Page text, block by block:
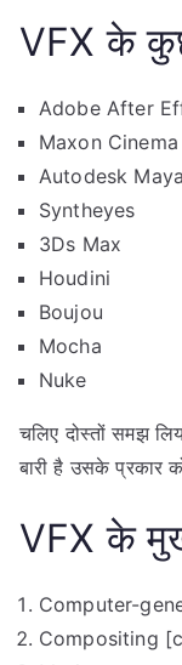
VFX के
Adobe After
Maxon
Autodesk Maya
Syntheyes
3Ds Max
Houdini
Boujou
Mocha
Nuke
चलिए दोस्तों समझ
बारी है उसके प्रकार
VFX के
Computer-
Compositing